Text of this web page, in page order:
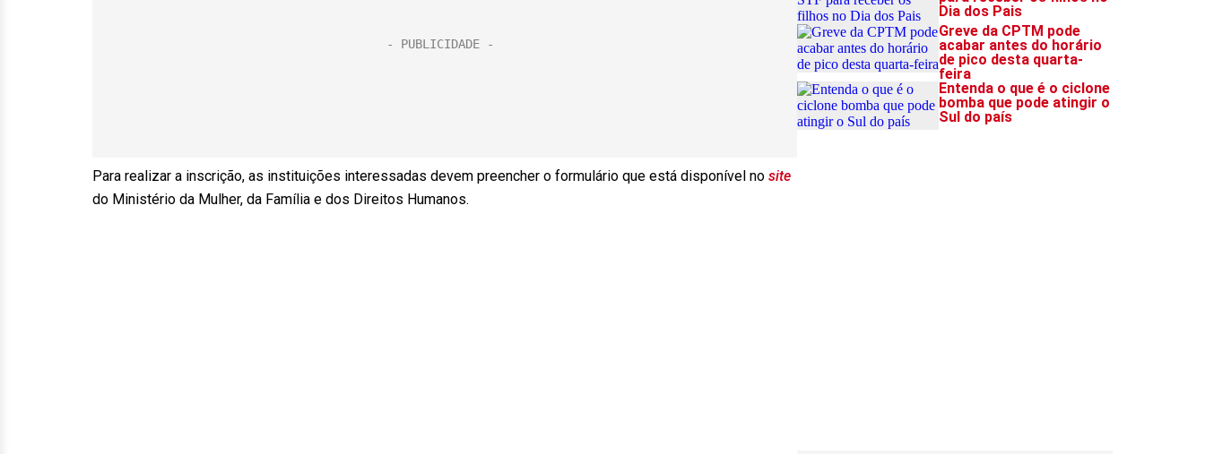
Para realizar a inscrição, as instituições interessadas devem preencher o formulário que está disponível no site
do Ministério da Mulher, da Família e dos Direitos Humanos.